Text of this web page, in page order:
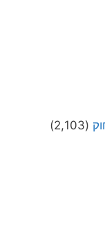
(2,103)